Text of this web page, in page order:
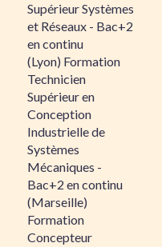
Supérieur Systèmes
et Réseaux - Bac+2
en continu
(Lyon) Formation
Technicien
Supérieur en
Conception
Industrielle de
Systèmes
Mécaniques -
Bac+2 en continu
(Marseille)
Formation
Concepteur